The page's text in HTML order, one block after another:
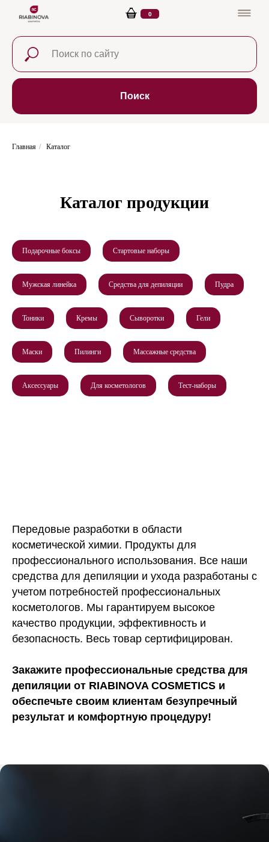
0
Поиск
Главная / Каталог
Каталог продукции
Подарочные боксы Стартовые наборы
Мужская линейка Средства для депиляции Пудра
Тоники Кремы Сыворотки Гели
Маски Пилинги Массажные средства
Аксессуары Для косметологов Тест-наборы
Передовые разработки в области
косметической химии. Продукты для
профессионального использования. Все наши
средства для депиляции и ухода разработаны с
учетом потребностей профессиональных
косметологов. Мы гарантируем высокое
качество продукции, эффективность и
безопасность. Весь товар сертифицирован.
Закажите профессиональные средства для
депиляции от RIABINOVA COSMETICS и
обеспечьте своим клиентам безупречный
результат и комфортную процедуру!